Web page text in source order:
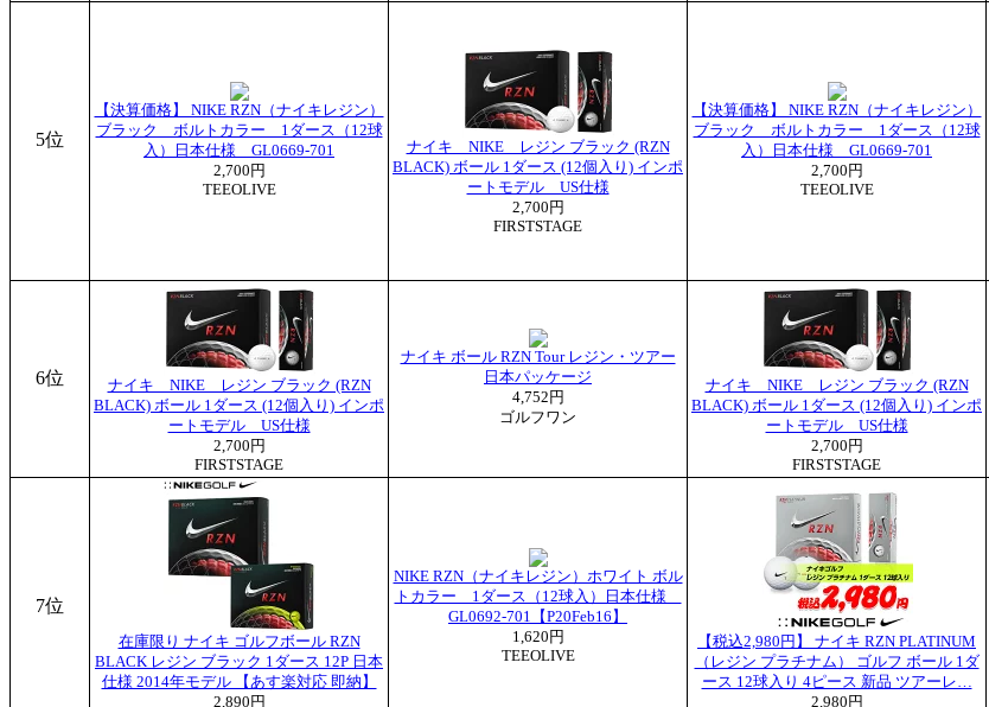
5位
【決算価格】 NIKE RZN（ナイキレジン）
ブラック ボルトカラー 1ダース（12球
入）日本仕様 GL0669-701
2,700円
TEEOLIVE
ナイキ NIKE レジン ブラック (RZN
BLACK) ボール 1ダース (12個入り) インポ
ートモデル US仕様
2,700円
FIRSTSTAGE
【決算価格】 NIKE RZN（ナイキレジン）
ブラック ボルトカラー 1ダース（12球
入）日本仕様 GL0669-701
2,700円
TEEOLIVE
6位
ナイキ NIKE レジン ブラック (RZN
BLACK) ボール 1ダース (12個入り) インポ
ートモデル US仕様
2,700円
FIRSTSTAGE
ナイキ ボール RZN Tour レジン・ツアー
日本パッケージ
4,752円
ゴルフワン
ナイキ NIKE レジン ブラック (RZN
BLACK) ボール 1ダース (12個入り) インポ
ートモデル US仕様
2,700円
FIRSTSTAGE
7位
在庫限り ナイキ ゴルフボール RZN
BLACK レジン ブラック 1ダース 12P 日本
仕様 2014年モデル 【あす楽対応 即納】
2,890円
NIKE RZN（ナイキレジン）ホワイト ボル
トカラー 1ダース（12球入）日本仕様
GL0692-701【P20Feb16】
1,620円
TEEOLIVE
【税込2,980円】 ナイキ RZN PLATINUM
（レジン プラチナム） ゴルフ ボール 1ダ
ース 12球入り 4ピース 新品 ツアーレ…
2,980円